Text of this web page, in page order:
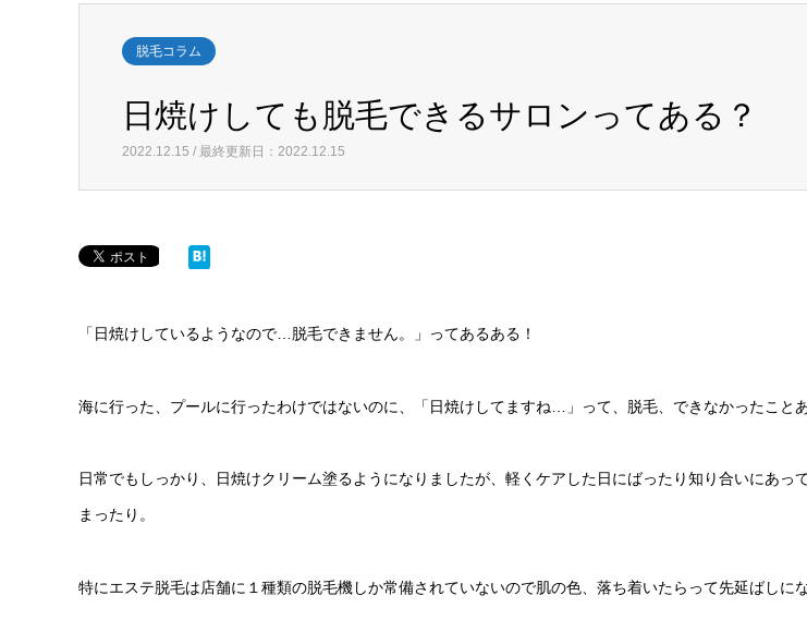
脱毛コラム
日焼けしても脱毛できるサロンってある？
2022.12.15 / 最終更新日：2022.12.15
「日焼けしているようなので…脱毛できません。」ってあるある！
海に行った、プールに行ったわけではないのに、「日焼けしてますね…」って、脱毛、できなかったことあ
日常でもしっかり、日焼けクリーム塗るようになりましたが、軽くケアした日にばったり知り合いにあっ
まったり。
特にエステ脱毛は店舗に１種類の脱毛機しか常備されていないので肌の色、落ち着いたらって先延ばしに